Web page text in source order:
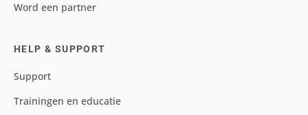
Word een partner
HELP & SUPPORT
Support
Trainingen en educatie